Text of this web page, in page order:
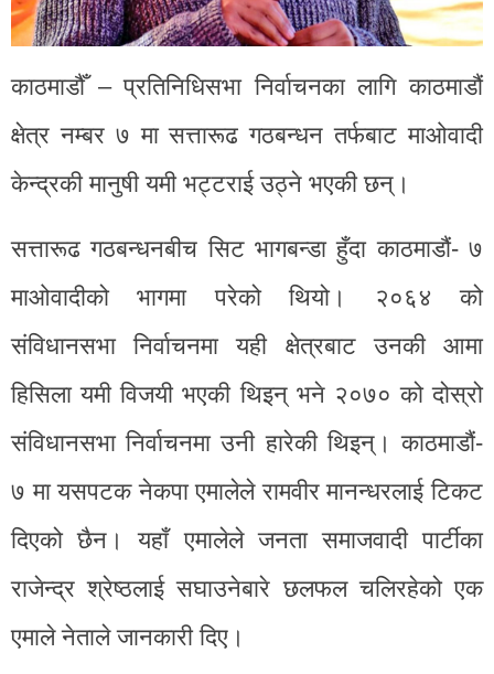
काठमाडौँ – प्रतिनिधिसभा निर्वाचनका लागि काठमाडौं
क्षेत्र नम्बर ७ मा सत्तारूढ गठबन्धन तर्फबाट माओवादी
केन्द्रकी मानुषी यमी भट्टराई उठ्ने भएकी छन्।
सत्तारूढ गठबन्धनबीच सिट भागबन्डा हुँदा काठमाडौं- ७
माओवादीको भागमा परेको थियो। २०६४ को
संविधानसभा निर्वाचनमा यही क्षेत्रबाट उनकी आमा
हिसिला यमी विजयी भएकी थिइन् भने २०७० को दोस्रो
संविधानसभा निर्वाचनमा उनी हारेकी थिइन्। काठमाडौं-
७ मा यसपटक नेकपा एमालेले रामवीर मानन्धरलाई टिकट
दिएको छैन। यहाँ एमालेले जनता समाजवादी पार्टीका
राजेन्द्र श्रेष्ठलाई सघाउनेबारे छलफल चलिरहेको एक
एमाले नेताले जानकारी दिए।